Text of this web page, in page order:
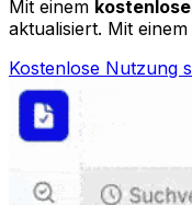
Mit einem
aktualisiert. Mit
Kostenlose Nutzung